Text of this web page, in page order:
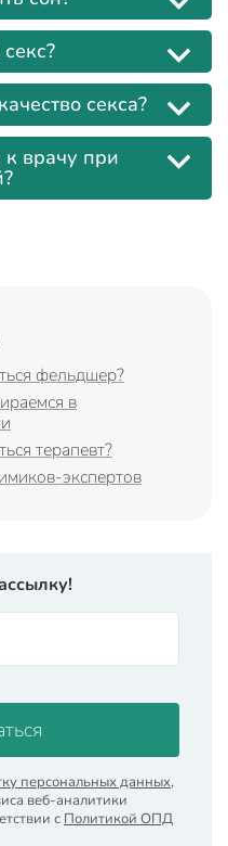
секса?
врачу при
фельдшер?
в
терапевт?
экспертов
персональных данных,
веб-аналитики
с Политикой ОПД